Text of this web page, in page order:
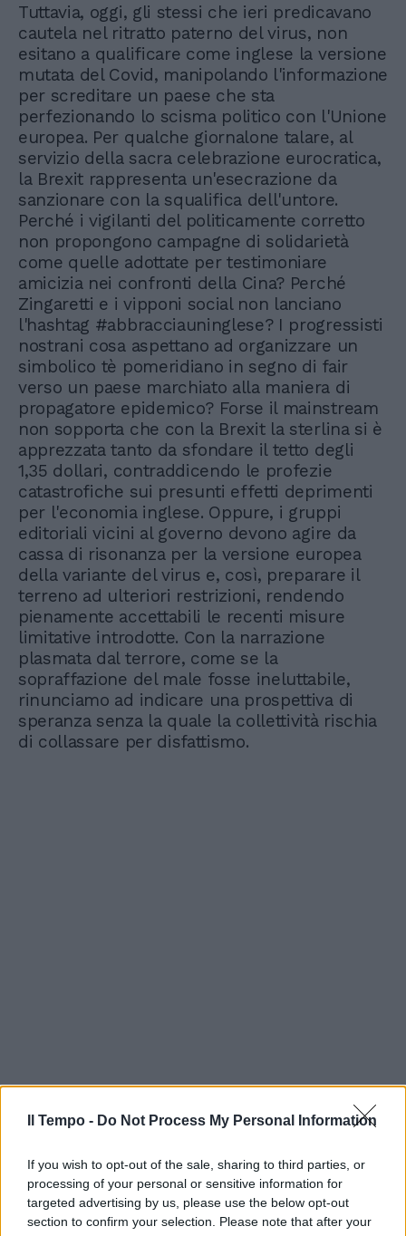
Il Tempo - Do Not Process My Personal Information
If you wish to opt-out of the sale, sharing to third parties, or
processing of your personal or sensitive information for
targeted advertising by us, please use the below opt-out
section to confirm your selection. Please note that after your
Tuttavia, oggi, gli stessi che ieri predicavano
cautela nel ritratto paterno del virus, non
esitano a qualificare come inglese la versione
mutata del Covid, manipolando l'informazione
per screditare un paese che sta
perfezionando lo scisma politico con l'Unione
europea. Per qualche giornalone talare, al
servizio della sacra celebrazione eurocratica,
la Brexit rappresenta un'esecrazione da
sanzionare con la squalifica dell'untore.
Perché i vigilanti del politicamente corretto
non propongono campagne di solidarietà
come quelle adottate per testimoniare
amicizia nei confronti della Cina? Perché
Zingaretti e i vipponi social non lanciano
l'hashtag #abbracciauninglese? I progressisti
nostrani cosa aspettano ad organizzare un
simbolico tè pomeridiano in segno di fair
verso un paese marchiato alla maniera di
propagatore epidemico? Forse il mainstream
non sopporta che con la Brexit la sterlina si è
apprezzata tanto da sfondare il tetto degli
1,35 dollari, contraddicendo le profezie
catastrofiche sui presunti effetti deprimenti
per l'economia inglese. Oppure, i gruppi
editoriali vicini al governo devono agire da
cassa di risonanza per la versione europea
della variante del virus e, così, preparare il
terreno ad ulteriori restrizioni, rendendo
pienamente accettabili le recenti misure
limitative introdotte. Con la narrazione
plasmata dal terrore, come se la
sopraffazione del male fosse ineluttabile,
rinunciamo ad indicare una prospettiva di
speranza senza la quale la collettività rischia
di collassare per disfattismo.